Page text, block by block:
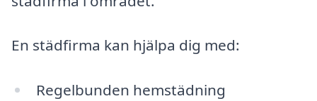
En städfirma kan hjälpa dig med:
Regelbunden hemstädning